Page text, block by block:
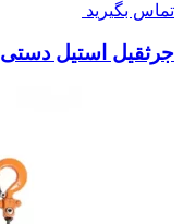
تماس بگیرید
جرثقیل استیل دستی 2 تن